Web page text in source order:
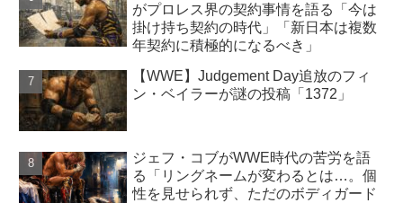
がプロレス界の契約事情を語る「今は
掛け持ち契約の時代」「新日本は複数
年契約に積極的になるべき」
【WWE】Judgement Day追放のフィ
ン・ベイラーが謎の投稿「1372」
ジェフ・コブがWWE時代の苦労を語
る「リングネームが変わるとは…。個
性を見せられず、ただのボディガード